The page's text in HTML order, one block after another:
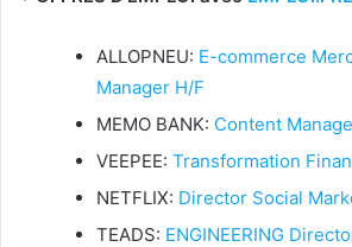
ALLOPNEU: E-commerce
Manager H/F
MEMO BANK: Content
VEEPEE: Transformation
NETFLIX: Director Social
TEADS: ENGINEERING